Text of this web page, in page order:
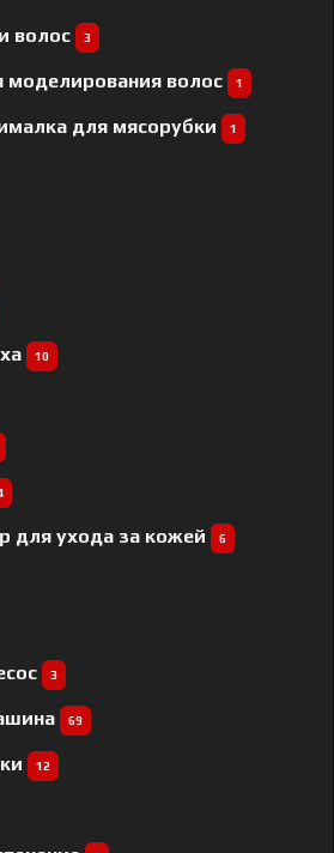
волос
3
моделирования волос 1
для мясорубки 1
10
для ухода за кожей 6
3
69
12